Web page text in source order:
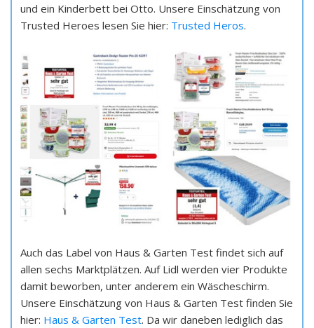
und ein Kinderbett bei Otto. Unsere Einschätzung von
Trusted Heroes lesen Sie hier: Trusted Heros.
Auch das Label von Haus & Garten Test findet sich auf
allen sechs Marktplätzen. Auf Lidl werden vier Produkte
damit beworben, unter anderem ein Wäscheschirm.
Unsere Einschätzung von Haus & Garten Test finden Sie
hier: Haus & Garten Test. Da wir daneben lediglich das